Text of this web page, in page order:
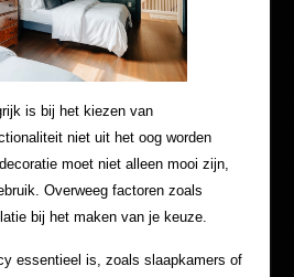
is bij het kiezen van
niet uit het oog worden
moet niet alleen mooi zijn,
Overweeg factoren zoals
bij het maken van je keuze.
essentieel is, zoals slaapkamers of